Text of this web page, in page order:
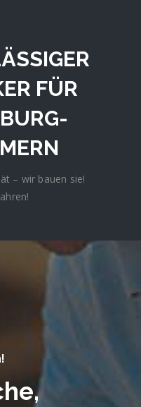
FÜR
– wir bauen sie!